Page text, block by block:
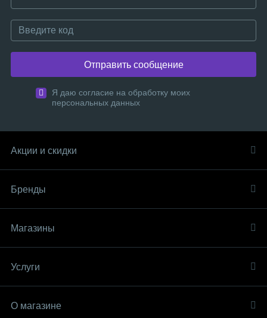
Отправить сообщение
Я даю согласие на обработку моих
персональных данных
Акции и скидки
Бренды
Магазины
Услуги
О магазине